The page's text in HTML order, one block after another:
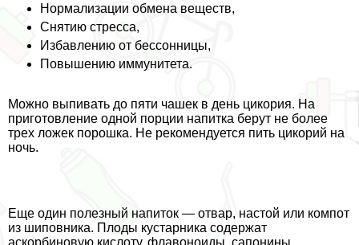
Нормализации обмена веществ,
Снятию стресса,
Избавлению от бессонницы,
Повышению иммунитета.
Можно выпивать до пяти чашек в день цикория. На
приготовление одной порции напитка берут не более
трех ложек порошка. Не рекомендуется пить цикорий на
ночь.
Еще один полезный напиток — отвар, настой или компот
из шиповника. Плоды кустарника содержат
аскорбиновую кислоту, флавоноиды, сапонины,